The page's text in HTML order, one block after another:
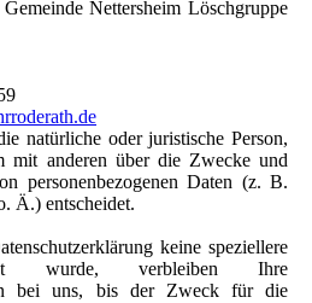
Nettersheim Löschgruppe
natürliche oder juristische Person,
mit anderen über die Zwecke und
personenbezogenen Daten (z. B.
Ä.) entscheidet.
keine speziellere
wurde, verbleiben Ihre
bei uns, bis der Zweck für die